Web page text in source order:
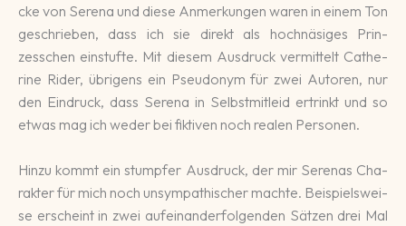
cke von Se­rena und diese An­mer­kun­gen wa­ren in einem Ton
ge­schrie­ben, dass ich sie di­rekt als hoch­näsi­ges Prin­
zesschen ein­stuf­te. Mit die­sem Aus­druck ver­mittelt Cathe­
rine Rider, übri­gens ein Pseudo­nym für zwei Au­to­ren, nur
den Ein­druck, dass Serena in Selbst­mit­leid ertrinkt und so
etwas mag ich weder bei fik­ti­ven noch re­alen Per­so­nen.
Hinzu kommt ein stumpfer Aus­druck, der mir Se­renas Cha­
rak­ter für mich noch un­sym­pathi­scher machte. Bei­spiels­wei­
se er­scheint in zwei auf­einan­der­fol­gen­den Sätzen drei Mal